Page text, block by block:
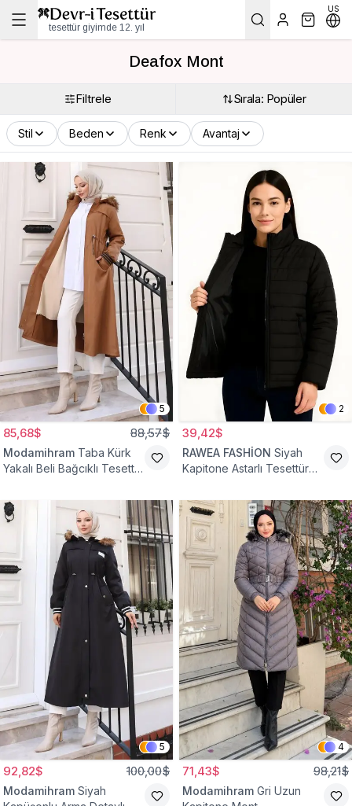
tesettür giyimde 12. yıl
US
Deafox Mont
Filtrele Sırala: Popüler
Stil Beden Renk Avantaj
5
85,68$ 88,57$
Modamihram Taba Kürk
Yakalı Beli Bağcıklı Tesettür
2
39,42$
RAWEA FASHİON Siyah
Kapitone Astarlı Tesettür
5
92,82$ 100,00$
Modamihram Siyah
4
71,43$ 98,21$
Modamihram Gri Uzun